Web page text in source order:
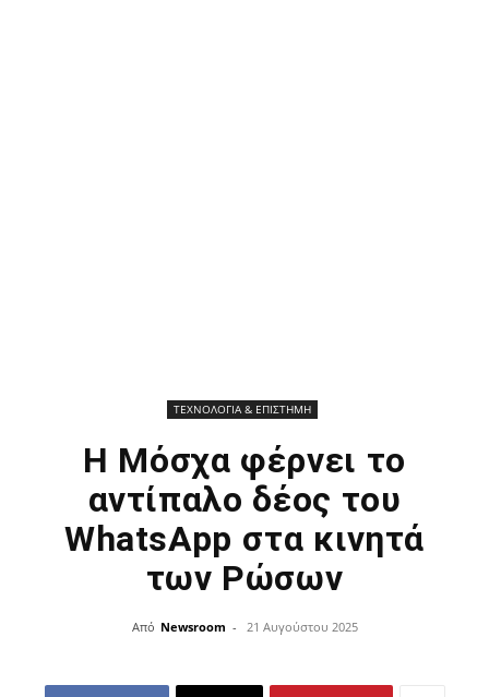
ΤΕΧΝΟΛΟΓΙΑ & ΕΠΙΣΤΗΜΗ
Η Μόσχα φέρνει το
αντίπαλο δέος του
WhatsApp στα κινητά
των Ρώσων
Από Newsroom - 21 Αυγούστου 2025